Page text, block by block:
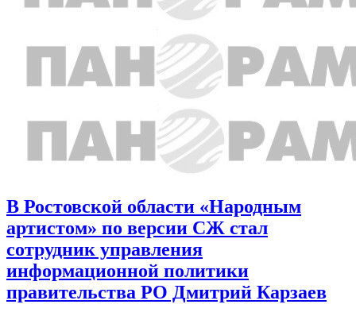
В Ростовской области «Народным
артистом» по версии СЖ стал
сотрудник управления
информационной политики
правительства РО Дмитрий Карзаев